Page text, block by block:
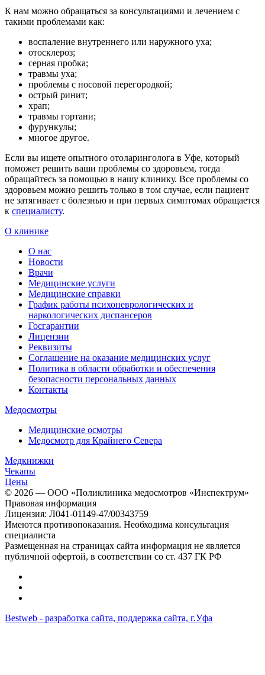
К нам можно обращаться за консультациями и лечением с
такими проблемами как:
воспаление внутреннего или наружного уха;
отосклероз;
серная пробка;
травмы уха;
проблемы с носовой перегородкой;
острый ринит;
храп;
травмы гортани;
фурункулы;
многое другое.
Если вы ищете опытного отоларинголога в Уфе, который
поможет решить ваши проблемы со здоровьем, тогда
обращайтесь за помощью в нашу клинику. Все проблемы со
здоровьем можно решить только в том случае, если пациент
не затягивает с болезнью и при первых симптомах обращается
к специалисту.
О клинике
О нас
Новости
Врачи
Медицинские услуги
Медицинские справки
График работы психоневрологических и
наркологических диспансеров
Госгарантии
Лицензии
Реквизиты
Соглашение на оказание медицинских услуг
Политика в области обработки и обеспечения
безопасности персональных данных
Контакты
Медосмотры
Медицинские осмотры
Медосмотр для Крайнего Севера
Медкнижки
Чекапы
Цены
© 2026 — ООО «Поликлиника медосмотров «Инспектрум»
Правовая информация
Лицензия: Л041-01149-47/00343759
Имеются противопоказания. Необходима консультация
специалиста
Размещенная на страницах сайта информация не является
публичной офертой, в соответствии со ст. 437 ГК РФ
Bestweb - разработка сайта, поддержка сайта, г.Уфа